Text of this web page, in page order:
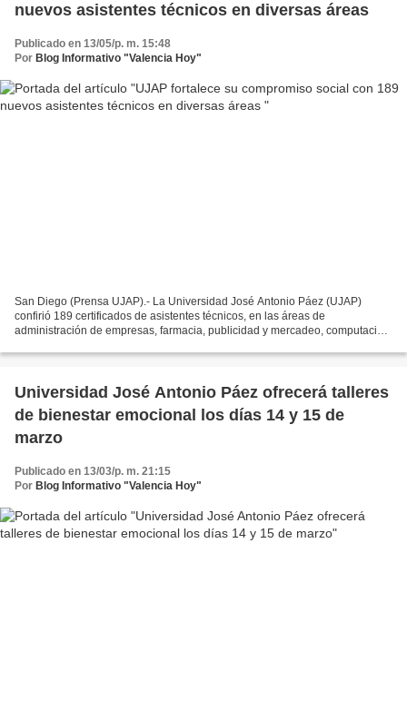
nuevos asistentes técnicos en diversas áreas
Publicado en 13/05/p. m. 15:48
Por Blog Informativo "Valencia Hoy"
San Diego (Prensa UJAP).- La Universidad José Antonio Páez (UJAP)
confirió 189 certificados de asistentes técnicos, en las áreas de
administración de empresas, farmacia, publicidad y mercadeo, computación
Universidad José Antonio Páez ofrecerá talleres
de bienestar emocional los días 14 y 15 de
marzo
Publicado en 13/03/p. m. 21:15
Por Blog Informativo "Valencia Hoy"